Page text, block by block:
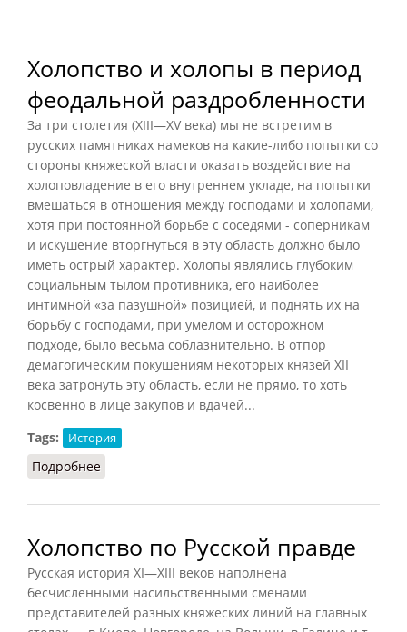
Холопство и холопы в период
феодальной раздробленности
За три столетия (XIII—XV века) мы не встретим в
русских памятниках намеков на какие-либо попытки со
стороны княжеской власти оказать воздействие на
холоповладение в его внутреннем укладе, на попытки
вмешаться в отношения между господами и холопами,
хотя при постоянной борьбе с соседями - соперникам
и искушение вторгнуться в эту область должно было
иметь острый характер. Холопы являлись глубоким
социальным тылом противника, его наиболее
интимной «за пазушной» позицией, и поднять их на
борьбу с господами, при умелом и осторожном
подходе, было весьма соблазнительно. В отпор
демагогическим покушениям некоторых князей XII
века затронуть эту область, если не прямо, то хоть
косвенно в лице закупов и вдачей...
Tags:
История
Подробнее
Холопство по Русской правде
Русская история XI—XIII веков наполнена
бесчисленными насильственными сменами
представителей разных княжеских линий на главных